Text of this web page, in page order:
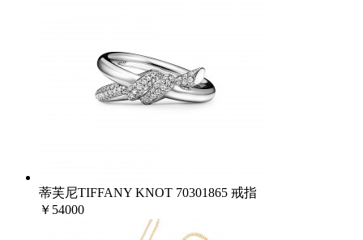
蒂芙尼TIFFANY KNOT 70301865 戒指
￥54000